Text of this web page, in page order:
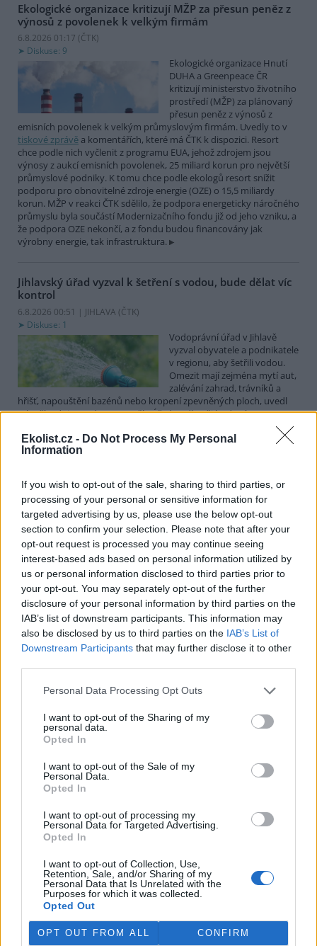
Ekolist.cz - Do Not Process My Personal
Information
If you wish to opt-out of the sale, sharing to third parties, or
processing of your personal or sensitive information for
targeted advertising by us, please use the below opt-out
section to confirm your selection. Please note that after your
opt-out request is processed you may continue seeing
interest-based ads based on personal information utilized by
us or personal information disclosed to third parties prior to
your opt-out. You may separately opt-out of the further
disclosure of your personal information by third parties on the
IAB’s list of downstream participants. This information may
also be disclosed by us to third parties on the IAB’s List of
Downstream Participants that may further disclose it to other
Personal Data Processing Opt Outs
I want to opt-out of the Sharing of my
personal data.
Opted In
I want to opt-out of the Sale of my
Personal Data.
Opted In
I want to opt-out of processing my
Personal Data for Targeted Advertising.
Opted In
I want to opt-out of Collection, Use,
Retention, Sale, and/or Sharing of my
Personal Data that Is Unrelated with the
Purposes for which it was collected.
Opted Out
OPT OUT FROM ALL CONFIRM
Ekologické organizace kritizují MŽP za přesun peněz z
výnosů z povolenek k velkým firmám
6.8.2026 01:17 (ČTK)
Diskuse: 9
Ekologické organizace Hnutí
DUHA a Greenpeace ČR
kritizují ministerstvo životního
prostředí (MŽP) za plánovaný
přesun peněz z výnosů z
emisních povolenek k velkým průmyslovým firmám. Uvedly to v
tiskové zprávě a komentářích, které má ČTK k dispozici. Resort
chce podle nich vyčlenit z programu EUA, jehož zdrojem jsou
výnosy z aukcí emisních povolenek, 25 miliard korun pro největší
průmyslové podniky. K tomu chce podle ekologů resort snížit
podporu pro obnovitelné zdroje energie (OZE) o 15,5 miliardy
korun. MŽP v reakci ČTK sdělilo, že podpora energeticky náročného
průmyslu byla součástí Modernizačního fondu již od jeho vzniku, a
že podpora OZE nekončí, a z fondu budou financovány jak
výrobny energie, tak infrastruktura.
Jihlavský úřad vyzval k šetření s vodou, bude dělat víc
kontrol
6.8.2026 00:51 | JIHLAVA (ČTK)
Diskuse: 1
Vodoprávní úřad v Jihlavě
vyzval obyvatele a podnikatele
v regionu, aby šetřili vodou.
Omezit mají zejména mytí aut,
zalévání zahrad, trávníků a
hřišť, napouštění bazénů nebo kropení zpevněných ploch, uvedl
mluvčí radnice Radovan Daněk. Úřad podle něj bude víc
kontrolovat povolené odběry. Výzva k šetření vodou platí pro
všechny obce spadající pod Jihlavu jako obec s rozšířenou
působností.
Celníci odhalili gang překupníků papoušků, zajistili
stovku ptáků
5.8.2026 20:13 (ČTK)
Celníci odhalili gang
překupníků chráněných druhů
papoušků působící v několika
krajích a zajistili asi stovku
ptáků. S odchytem a
zajištěním zvířat celníkům pomohly zoo v Praze, Zlíně a Ostravě. V
ostravské zahradě také papoušci nalezli dočasné útočiště. V
tiskové zprávě nawebucelníků to oznámila mluvčí Celní správy ČR
Martina Kaňková. Případem se zabývá policie.
pronásledovali velrybáře
Islandské úřady nařídily
vyhoštění 21 aktivistů
pobřežní stráž s policií zabavily
jejich loď, která pronásledovala velrybářské plavidlo. Pasažéři lodi
patřící nadaci kanadsko-amerického ekologického aktivisty Paula
palubě nebyl. Píše o tom agentura AFP s odvoláním na islandskou
policii.
Záchranná stanice v Praze přijímá kvůli vedrům více
volně žijících zvířat
5.8.2026 17:40 | PRAHA (
teplotám pracovníci pražské